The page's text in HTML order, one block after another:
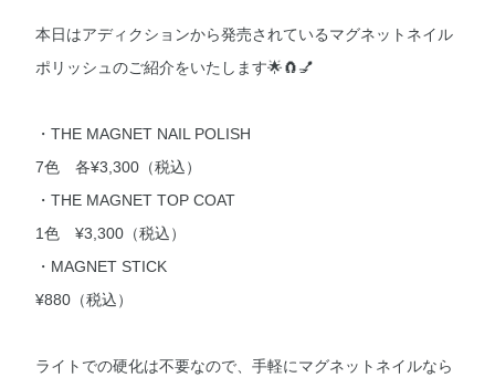
本日はアディクションから発売されているマグネットネイル
ポリッシュのご紹介をいたします🌟🧲💅
・THE MAGNET NAIL POLISH
7色 各¥3,300（税込）
・THE MAGNET TOP COAT
1色 ¥3,300（税込）
・MAGNET STICK
¥880（税込）
ライトでの硬化は不要なので、手軽にマグネットネイルなら